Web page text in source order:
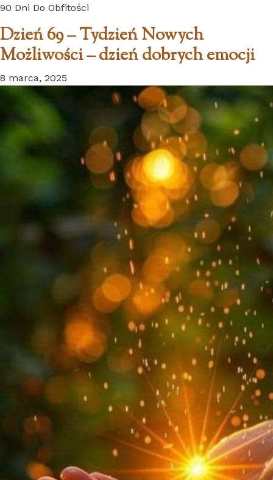
90 Dni Do Obfitości
Dzień 69 – Tydzień Nowych
Możliwości – dzień dobrych emocji
8 marca, 2025